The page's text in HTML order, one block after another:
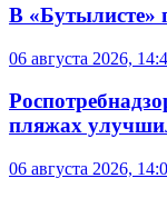
В «Бутылисте»
06 августа 2026,
пляжах
06 августа 2026,